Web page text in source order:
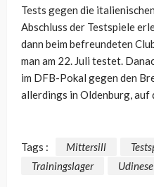
Tests gegen die
Abschluss der Testspiele
dann beim befreundeten
man am 22. Juli testet.
im DFB-Pokal gegen den
allerdings in Oldenburg, auf
Tags : Mittersill
Trainingslager